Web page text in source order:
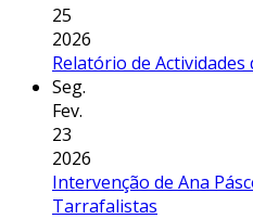
25
2026
Relatório de Actividades
Seg.
Fev.
23
2026
Intervenção de Ana
Tarrafalistas